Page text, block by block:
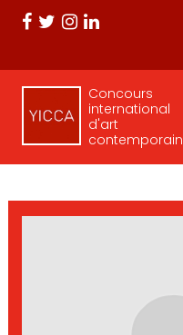
Concours
international
d'art
contemporain